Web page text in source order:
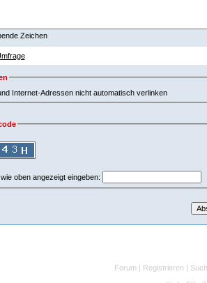
Zeichen
Internet-Adressen nicht automatisch verlinken
oben angezeigt eingeben:
Forum | Registrieren |